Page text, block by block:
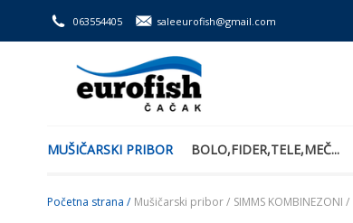
063554405 saleeurofish@gmail.com
MUŠIČARSKI PRIBOR BOLO,FIDER,TELE,MEČ...
Početna strana / Mušičarski pribor / SIMMS KOMBINEZONI /